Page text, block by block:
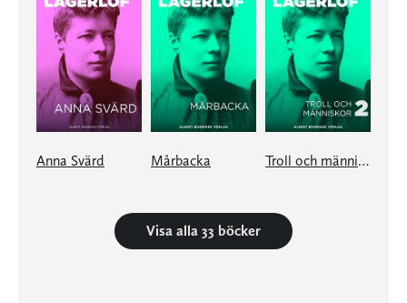
Anna Svärd Mårbacka Troll och människor II
Visa alla 33 böcker